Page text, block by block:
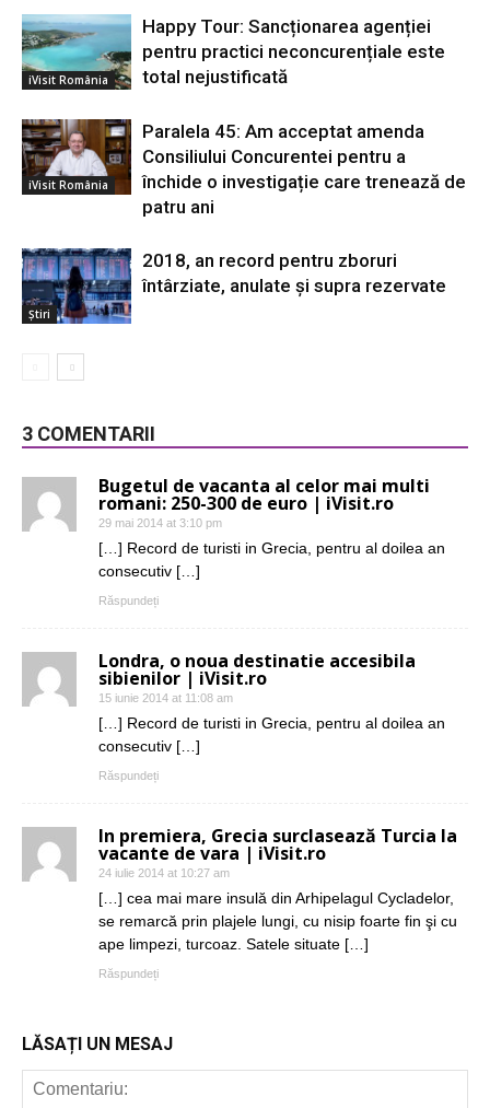
iVisit România
Happy Tour: Sancționarea agenției
pentru practici neconcurențiale este
total nejustificată
iVisit România
Paralela 45: Am acceptat amenda
Consiliului Concurentei pentru a
închide o investigație care trenează de
patru ani
Știri
2018, an record pentru zboruri
întârziate, anulate și supra rezervate
3 COMENTARII
Bugetul de vacanta al celor mai multi
romani: 250-300 de euro | iVisit.ro
29 mai 2014 at 3:10 pm
[…] Record de turisti in Grecia, pentru al doilea an
consecutiv […]
Răspundeți
Londra, o noua destinatie accesibila
sibienilor | iVisit.ro
15 iunie 2014 at 11:08 am
[…] Record de turisti in Grecia, pentru al doilea an
consecutiv […]
Răspundeți
In premiera, Grecia surclasează Turcia la
vacante de vara | iVisit.ro
24 iulie 2014 at 10:27 am
[…] cea mai mare insulă din Arhipelagul Cycladelor,
se remarcă prin plajele lungi, cu nisip foarte fin şi cu
ape limpezi, turcoaz. Satele situate […]
Răspundeți
LĂSAȚI UN MESAJ